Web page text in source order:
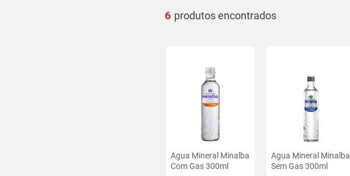
6
Agua Mineral Minalba
Com Gas 300ml
Agua Mineral Minalba
Sem Gas 300ml